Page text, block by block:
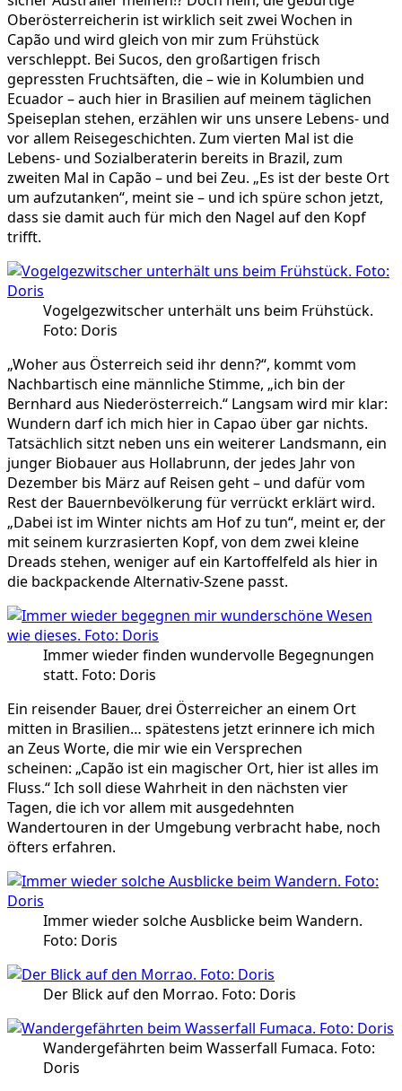
Oberösterreicherin ist wirklich seit zwei Wochen in
Capão und wird gleich von mir zum Frühstück
verschleppt. Bei Sucos, den großartigen frisch
gepressten Fruchtsäften, die – wie in Kolumbien und
Ecuador – auch hier in Brasilien auf meinem täglichen
Speiseplan stehen, erzählen wir uns unsere Lebens- und
vor allem Reisegeschichten. Zum vierten Mal ist die
Lebens- und Sozialberaterin bereits in Brazil, zum
zweiten Mal in Capão – und bei Zeu. „Es ist der beste Ort
um aufzutanken“, meint sie – und ich spüre schon jetzt,
dass sie damit auch für mich den Nagel auf den Kopf
trifft.
Vogelgezwitscher unterhält uns beim Frühstück.
Foto: Doris
„Woher aus Österreich seid ihr denn?“, kommt vom
Nachbartisch eine männliche Stimme, „ich bin der
Bernhard aus Niederösterreich.“ Langsam wird mir klar:
Wundern darf ich mich hier in Capao über gar nichts.
Tatsächlich sitzt neben uns ein weiterer Landsmann, ein
junger Biobauer aus Hollabrunn, der jedes Jahr von
Dezember bis März auf Reisen geht – und dafür vom
Rest der Bauernbevölkerung für verrückt erklärt wird.
„Dabei ist im Winter nichts am Hof zu tun“, meint er, der
mit seinem kurzrasierten Kopf, von dem zwei kleine
Dreads stehen, weniger auf ein Kartoffelfeld als hier in
die backpackende Alternativ-Szene passt.
Immer wieder finden wundervolle Begegnungen
statt. Foto: Doris
Ein reisender Bauer, drei Österreicher an einem Ort
mitten in Brasilien… spätestens jetzt erinnere ich mich
an Zeus Worte, die mir wie ein Versprechen
scheinen: „Capão ist ein magischer Ort, hier ist alles im
Fluss.“ Ich soll diese Wahrheit in den nächsten vier
Tagen, die ich vor allem mit ausgedehnten
Wandertouren in der Umgebung verbracht habe, noch
öfters erfahren.
Immer wieder solche Ausblicke beim Wandern.
Foto: Doris
Der Blick auf den Morrao. Foto: Doris
Wandergefährten beim Wasserfall Fumaca. Foto:
Doris